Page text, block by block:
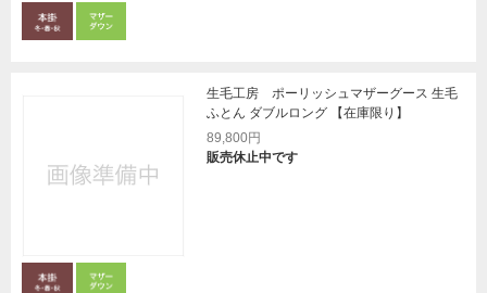
生毛工房 ポーリッシュマザーグース 生毛
ふとん ダブルロング 【在庫限り】
89,800円
販売休止中です